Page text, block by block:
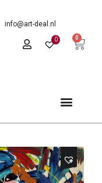
info@art-deal.nl
0 0